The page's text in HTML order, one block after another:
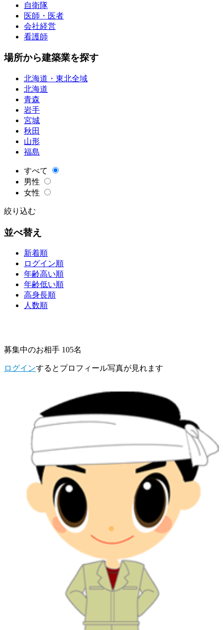
自衛隊
医師・医者
会社経営
看護師
場所から建築業を探す
北海道・東北全域
北海道
青森
岩手
宮城
秋田
山形
福島
すべて
男性
女性
絞り込む
並べ替え
新着順
ログイン順
年齢高い順
年齢低い順
高身長順
人数順
募集中のお相手 105名
ログインするとプロフィール写真が見れます